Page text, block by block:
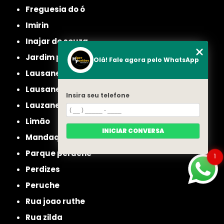
freguesia do ó
imirin
inajar de souza
jardim picolo
lausane
lausane paulista
lauzane
limão
mandaqui
parque peruche
perdizes
peruche
rua joao ruthe
rua zilda
1
Olá! Fale agora pelo WhatsApp
Insira seu telefone
INICIAR CONVERSA